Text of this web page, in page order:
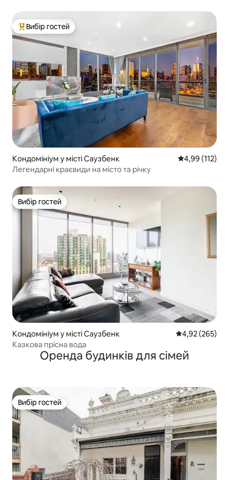
Топ вибір гостей
Вибір гостей
Кондомініум у місті Саузбенк Середня
4,99 (112)
Легендарні краєвиди на місто та річку
Вибір гостей
Вибір гостей
Кондомініум у місті Саузбенк Середня
4,92 (265)
Казкова прісна вода
Оренда будинків для сімей
Вибір гостей
Вибір гостей